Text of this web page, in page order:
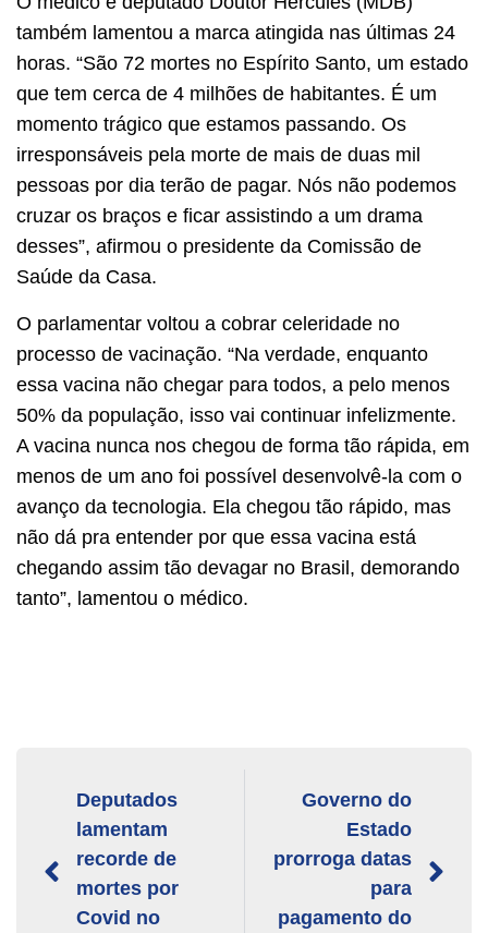
também lamentou a marca atingida nas últimas 24
horas. “São 72 mortes no Espírito Santo, um estado
que tem cerca de 4 milhões de habitantes. É um
momento trágico que estamos passando. Os
irresponsáveis pela morte de mais de duas mil
pessoas por dia terão de pagar. Nós não podemos
cruzar os braços e ficar assistindo a um drama
desses”, afirmou o presidente da Comissão de
Saúde da Casa.
O parlamentar voltou a cobrar celeridade no
processo de vacinação. “Na verdade, enquanto
essa vacina não chegar para todos, a pelo menos
50% da população, isso vai continuar infelizmente.
A vacina nunca nos chegou de forma tão rápida, em
menos de um ano foi possível desenvolvê-la com o
avanço da tecnologia. Ela chegou tão rápido, mas
não dá pra entender por que essa vacina está
chegando assim tão devagar no Brasil, demorando
tanto”, lamentou o médico.
Deputados
lamentam
recorde de
mortes por
Covid no
Governo do
Estado
prorroga datas
para
pagamento do